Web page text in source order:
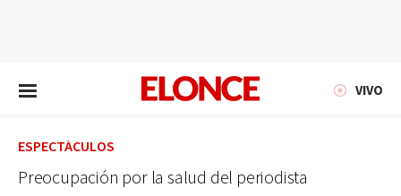
VIVO
ESPECTÁCULOS
Preocupación por la salud del periodista